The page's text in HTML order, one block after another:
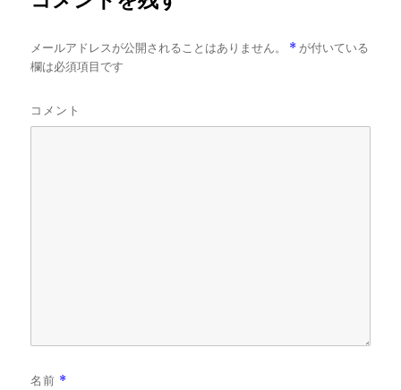
メールアドレスが公開されることはありません。 *が付いている
欄は必須項目です
コメント
名前 *